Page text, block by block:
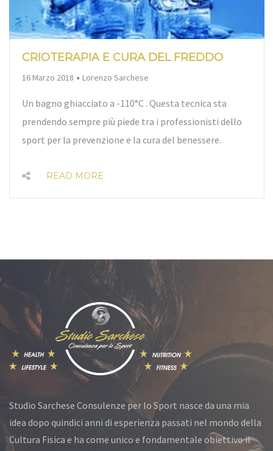
CRIOTERAPIA E CURA DEL FREDDO
16 Marzo 2018 By
Lorenzo Sarchese
Un bagno ghiacciato a -110°C . Questa tecnica sta
prendendo sempre più piede tra i professionisti dello
sport per la prevenzione e la cura del benessere.
READ MORE
Studio Sarchese Consulenze per lo Sport nasce da una mia
idea dopo quindici anni di esperienza passati nel mondo della
Cultura Fisica e ha come unico e fondamentale obiettivo il